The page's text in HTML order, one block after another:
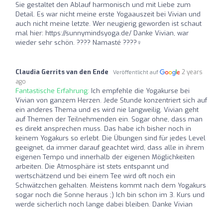
Sie gestaltet den Ablauf harmonisch und mit Liebe zum
Detail. Es war nicht meine erste Yogaauszeit bei Vivian und
auch nicht meine letzte. Wer neugierig geworden ist schaut
mal hier: https://sunnymindsyoga.de/ Danke Vivian, war
wieder sehr schön. ???? Namasté ????‍♀️
Claudia Gerrits van den Ende Veröffentlicht auf
2 years
ago
Fantastische Erfahrung: Ich empfehle die Yogakurse bei
Vivian von ganzem Herzen. Jede Stunde konzentriert sich auf
ein anderes Thema und es wird nie langweilig. Vivian geht
auf Themen der Teilnehmenden ein. Sogar ohne, dass man
es direkt ansprechen muss. Das habe ich bisher noch in
keinem Yogakurs so erlebt. Die Übungen sind für jedes Level
geeignet, da immer darauf geachtet wird, dass alle in ihrem
eigenen Tempo und innerhalb der eigenen Möglichkeiten
arbeiten. Die Atmosphäre ist stets entspannt und
wertschätzend und bei einem Tee wird oft noch ein
Schwätzchen gehalten. Meistens kommt nach dem Yogakurs
sogar noch die Sonne heraus ;) Ich bin schon im 3. Kurs und
werde sicherlich noch lange dabei bleiben. Danke Vivian